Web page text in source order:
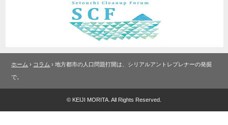
ホーム › コラム › 地方都市の人口問題打開は、シリアルアントレプレナーの発掘
で。
© KEIJI MORITA. All Rights Reserved.